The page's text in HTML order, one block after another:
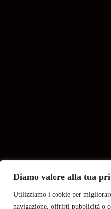
Diamo valore alla tua
Utilizziamo i cookie per
navigazione, offrirti pubblicità o